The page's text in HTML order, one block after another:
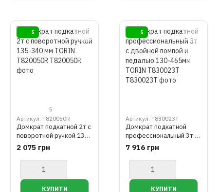
5
5
Артикул: T820050R
Домкрат подкатной 2т с
поворотной ручкой 135-
340 мм TORIN T820050R
2 075 грн
5
Артикул: T830023T
Домкрат подкатной
профессиональный 3т с
двойной помпой и
педалью 130-465мм
TORIN T830023T
7 916 грн